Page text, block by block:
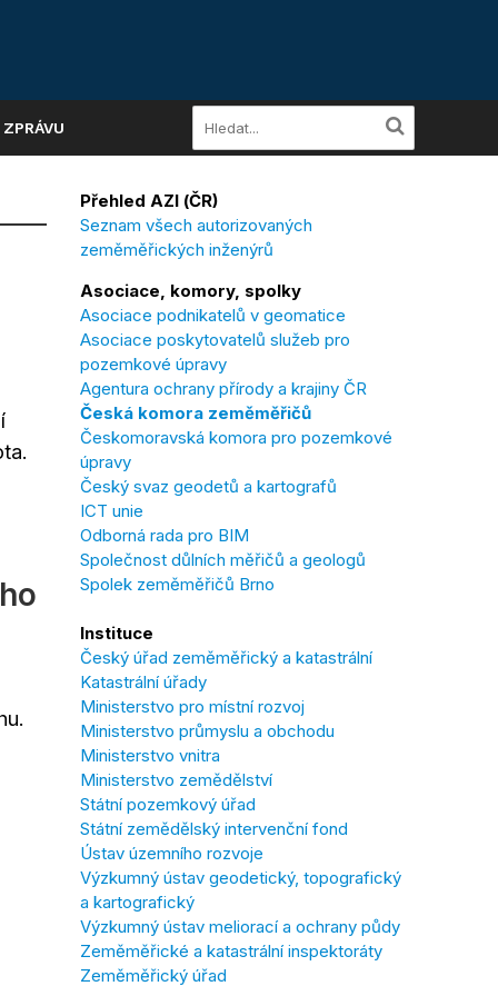
Přehled AZI (ČR)
Seznam všech autorizovaných
zeměměřických inženýrů
Asociace, komory, spolky
Asociace podnikatelů v geomatice
Asociace poskytovatelů služeb pro
pozemkové úpravy
Agentura ochrany přírody a krajiny ČR
Česká komora zeměměřičů
Českomoravská komora pro pozemkové
úpravy
Český svaz geodetů a kartografů
ICT unie
Odborná rada pro BIM
Společnost důlních měřičů a geologů
Spolek zeměměřičů Brno
Instituce
Český úřad zeměměřický a katastrální
Katastrální úřady
Ministerstvo pro místní rozvoj
Ministerstvo průmyslu a obchodu
Ministerstvo vnitra
Ministerstvo zemědělství
Státní pozemkový úřad
Státní zemědělský intervenční fond
Ústav územního rozvoje
Výzkumný ústav geodetický, topografický
a kartografický
Výzkumný ústav meliorací a ochrany půdy
Zeměměřické a katastrální inspektoráty
Zeměměřický úřad